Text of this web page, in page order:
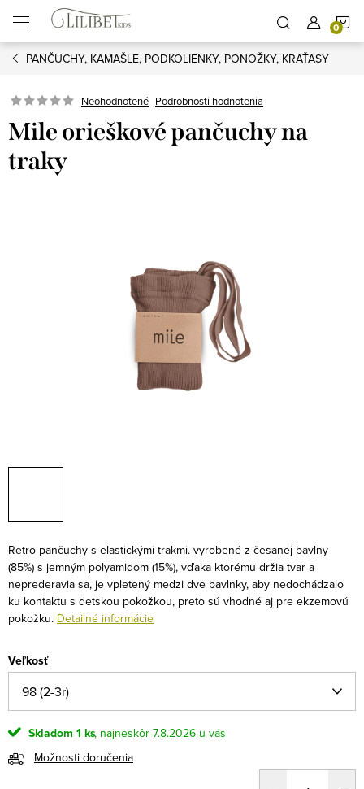
obsah
PANČUCHY, KAMAŠLE, PODKOLIENKY, PONOŽKY, KRAŤASY
Neohodnotené Podrobnosti hodnotenia
Mile orieškové pančuchy na
traky
Retro pančuchy s elastickými trakmi. vyrobené z česanej bavlny
(85%) s jemným polyamidom (15%), vďaka ktorému držia tvar a
neprederavia sa, je vpletený medzi dve bavlnky, aby nedochádzalo
ku kontaktu s detskou pokožkou, preto sú vhodné aj pre ekzemovú
pokožku. Detailné informácie
Veľkosť
Skladom 1 ks
7.8.2026
Možnosti doručenia